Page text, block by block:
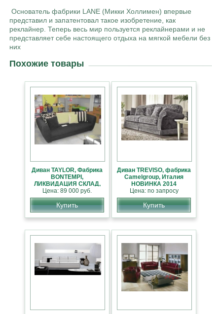
Основатель фабрики LANE (Микки Холлимен) впервые
представил и запатентовал такое изобретение, как
реклайнер. Теперь весь мир пользуется реклайнерами и не
представляет себе настоящего отдыха на мягкой мебели без
них
Похожие товары
Диван TAYLOR, Фабрика
BONTEMPI,
ЛИКВИДАЦИЯ СКЛАД,
СКИДКА 25%
Цена: 89 000 руб.
Купить
Диван TREVISO, фабрика
Camelgroup, Италия
НОВИНКА 2014
Цена: по запросу
Купить